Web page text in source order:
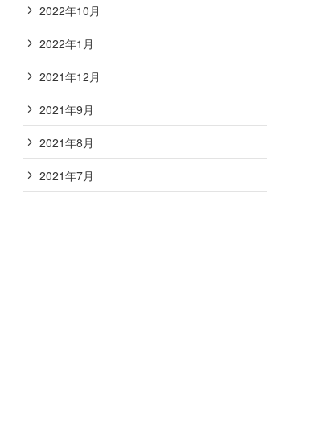
2022年10月
2022年1月
2021年12月
2021年9月
2021年8月
2021年7月